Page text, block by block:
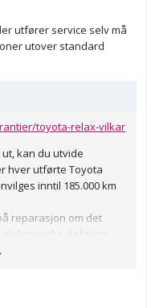
utfører service selv må
utover standard
toyota-relax-vilkar
kan du utvide
hver utførte Toyota
inntil 185.000 km
reparasjon om det
defekter
- helt til bilen